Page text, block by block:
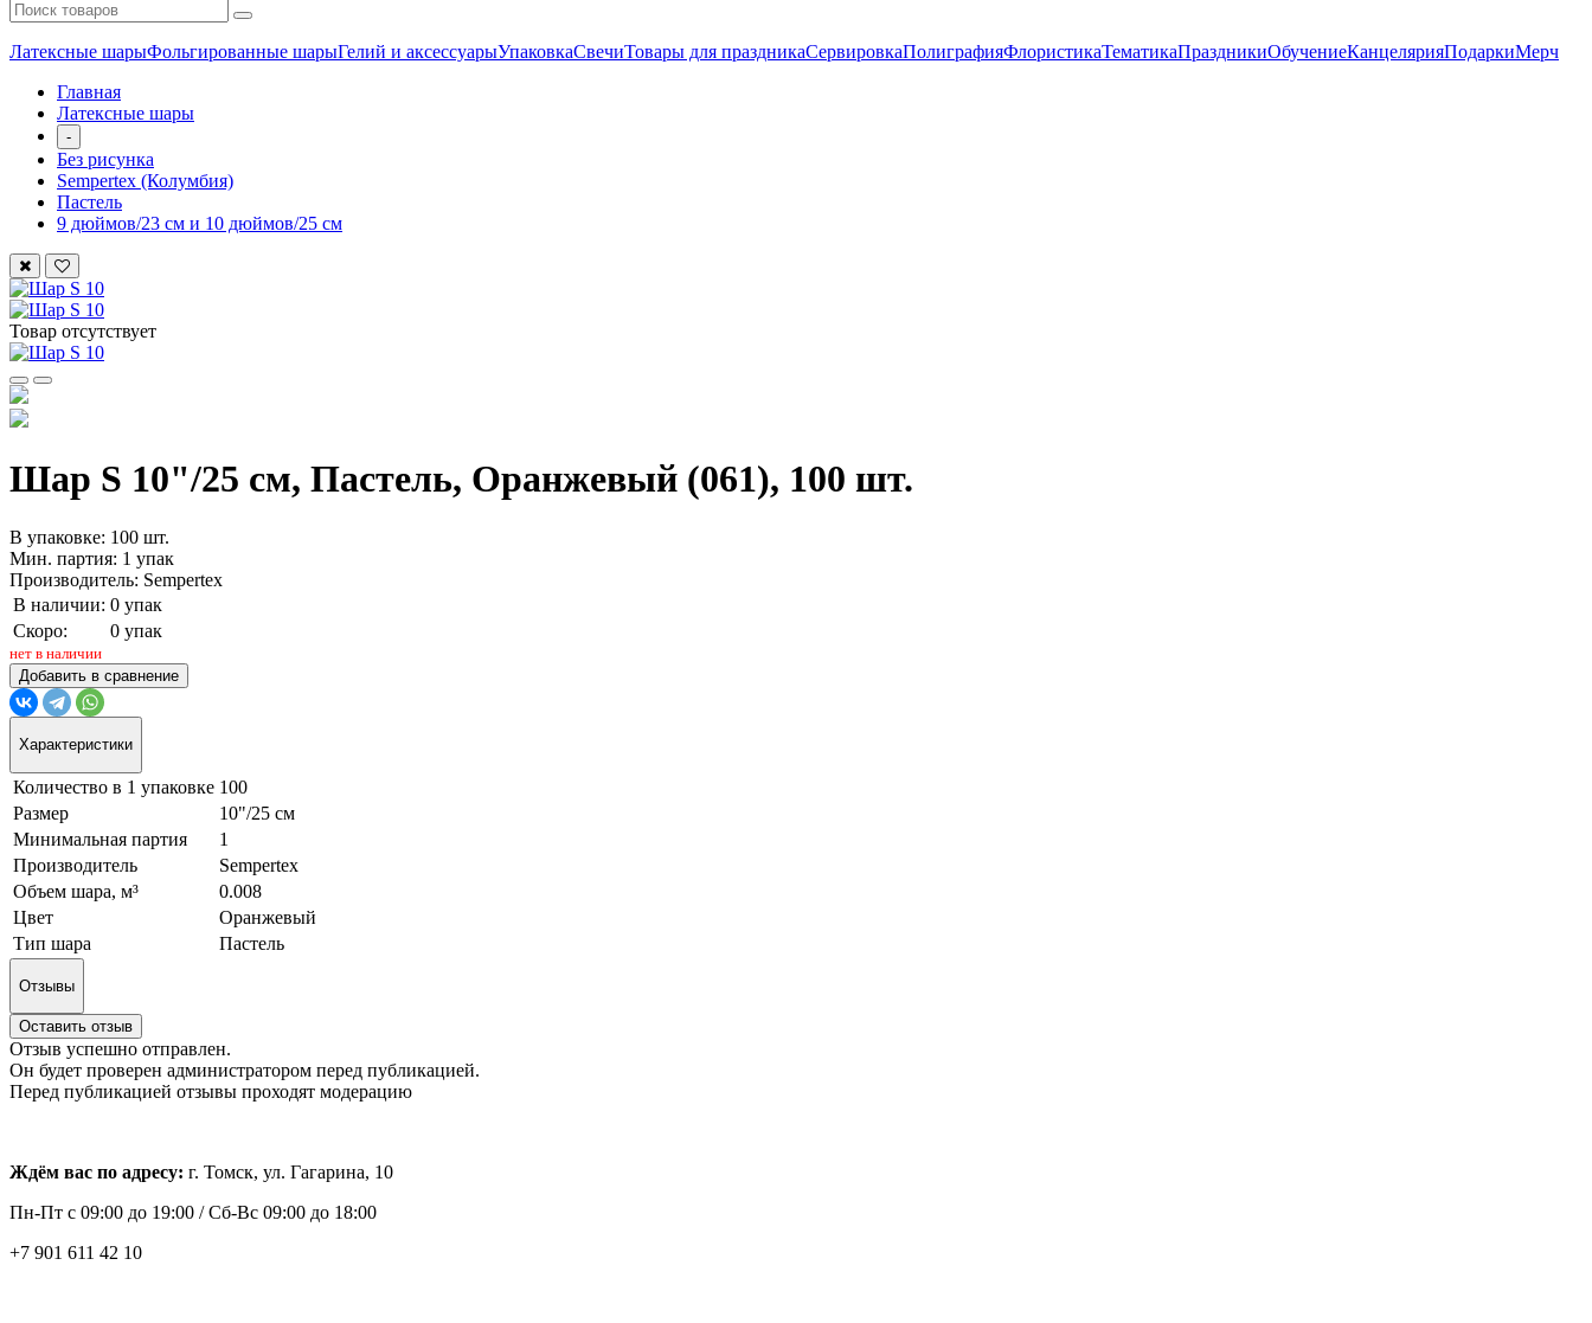
Латексные шарыФольгированные шарыГелий и аксессуарыУпаковкаСвечиТовары для праздникаСервировкаПолиграфияФлористикаТематикаПраздникиОбучениеКанцелярияПодаркиМерч
Главная
Латексные шары
-
Без рисунка
Sempertex (Колумбия)
Пастель
9 дюймов/23 см и 10 дюймов/25 см
Товар отсутствует
Шар S 10"/25 см, Пастель, Оранжевый (061), 100 шт.
В упаковке: 100 шт.
Мин. партия: 1 упак
Производитель: Sempertex
В наличии: 0 упак
Скоро:
0 упак
нет в наличии
Добавить в сравнение
Характеристики
Количество в 1 упаковке 100
Размер
10"/25 см
Минимальная партия
1
Производитель
Sempertex
Объем шара, м³
0.008
Цвет
Оранжевый
Тип шара
Пастель
Отзывы
Оставить отзыв
Отзыв успешно отправлен.
Он будет проверен администратором перед публикацией.
Перед публикацией отзывы проходят модерацию
Ждём вас по адресу: г. Томск, ул. Гагарина, 10
Пн-Пт с 09:00 до 19:00 /Сб-Вс 09:00 до 18:00
+7 901 611 42 10